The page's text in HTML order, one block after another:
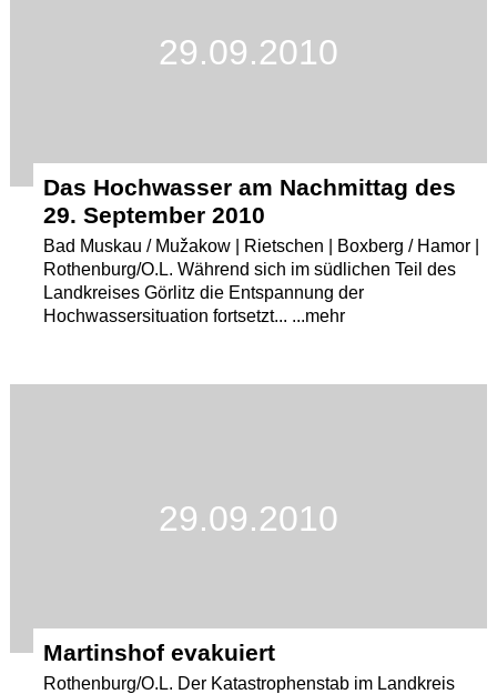
29.09.2010
Das Hochwasser am Nachmittag des
29. September 2010
Bad Muskau / Mužakow | Rietschen | Boxberg / Hamor |
Rothenburg/O.L. Während sich im südlichen Teil des
Landkreises Görlitz die Entspannung der
Hochwassersituation fortsetzt... ...mehr
29.09.2010
Martinshof evakuiert
Rothenburg/O.L. Der Katastrophenstab im Landkreis